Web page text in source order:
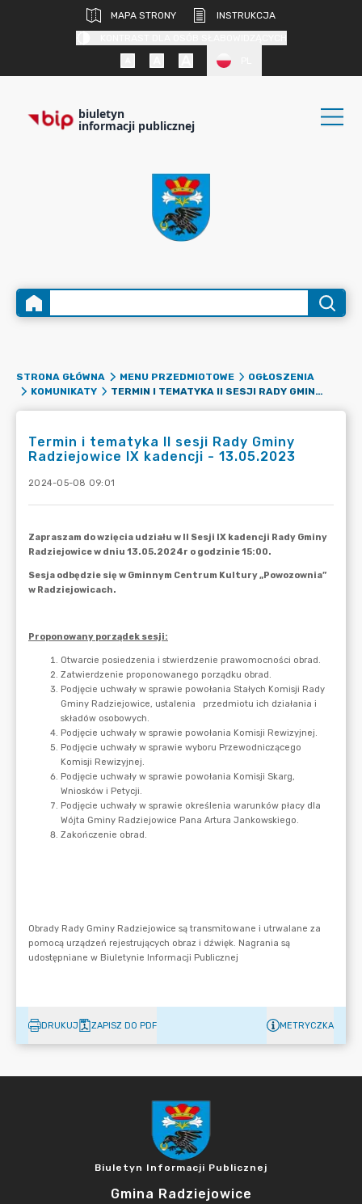
MAPA STRONY
INSTRUKCJA
biuletyn
informacji publicznej
STRONA GŁÓWNA MENU PRZEDMIOTOWE
OGŁOSZENIA
KOMUNIKATY
TERMIN I TEMATYKA II SESJI RADY GMINY RADZIEJOWICE IX KADENCJI - 13.05.2023
Termin i tematyka II sesji Rady Gminy
Radziejowice IX kadencji - 13.05.2023
2024-05-08 09:01
DRUKUJ ZAPISZ DO PDF METRYCZKA
Biuletyn Informacji Publicznej
Gmina Radziejowice